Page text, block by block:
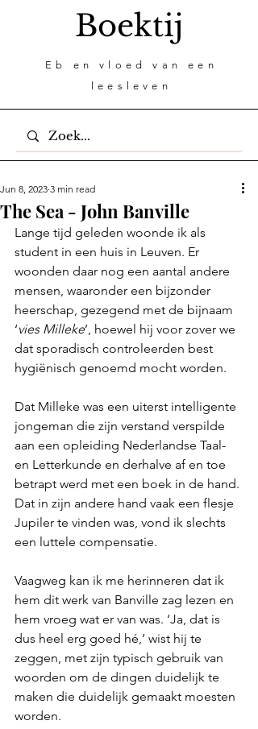
Boektij
Eb en vloed van een
leesleven
The Sea - John Banville
Jun 8, 2023 3 min read
Lange tijd geleden woonde ik als
student in een huis in Leuven. Er
woonden daar nog een aantal andere
mensen, waaronder een bijzonder
heerschap, gezegend met de bijnaam
‘vies Milleke’, hoewel hij voor zover we
dat sporadisch controleerden best
hygiënisch genoemd mocht worden.
Dat Milleke was een uiterst intelligente
jongeman die zijn verstand verspilde
aan een opleiding Nederlandse Taal-
en Letterkunde en derhalve af en toe
betrapt werd met een boek in de hand.
Dat in zijn andere hand vaak een flesje
Jupiler te vinden was, vond ik slechts
een luttele compensatie.
Vaagweg kan ik me herinneren dat ik
hem dit werk van Banville zag lezen en
hem vroeg wat er van was. ‘Ja, dat is
dus heel erg goed hé,’ wist hij te
zeggen, met zijn typisch gebruik van
woorden om de dingen duidelijk te
maken die duidelijk gemaakt moesten
worden.